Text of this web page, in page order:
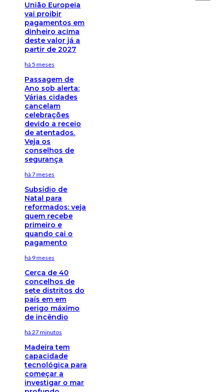
União Europeia
vai proibir
pagamentos em
dinheiro acima
deste valor já a
partir de 2027
há 5 meses
Passagem de
Ano sob alerta:
Várias cidades
cancelam
celebrações
devido a receio
de atentados.
Veja os
conselhos de
segurança
há 7 meses
Subsídio de
Natal para
reformados: veja
quem recebe
primeiro e
quando cai o
pagamento
há 9 meses
Cerca de 40
concelhos de
sete distritos do
país em em
perigo máximo
de incêndio
há 27 minutos
Madeira tem
capacidade
tecnológica para
começar a
investigar o mar